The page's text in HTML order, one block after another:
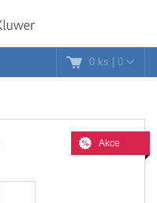
0 ks | 0
Akce